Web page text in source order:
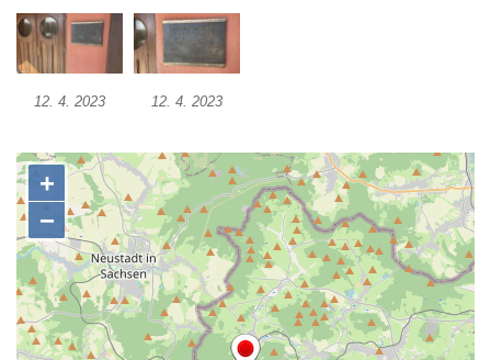
Pamětní deska Heinricha Banka na domě
čp. 18/7 na náměstí Republiky v Duchcově
Pamětní deska Ferdinanda Břetislava
Mikovce na domě čp. 181 ve Sloupu v
Pamětní deska Josefa Jaroslava Kaliny na
domě čp. 109 v Kalinově ulici v Novém
Boru
Pamětní deska Václava Františka
Červeného na domě ve Starodubečské ulici
v Praze Dubeč
Pamětní deska Josefa Mühlbergera na
12. 4. 2023 12. 4. 2023